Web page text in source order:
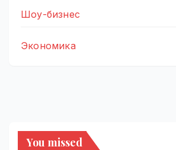
Шоу-бизнес
Экономика
You missed